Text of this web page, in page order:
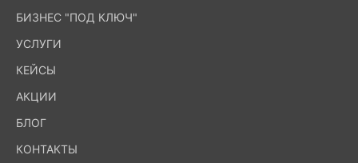
БИЗНЕС "ПОД КЛЮЧ"
УСЛУГИ
КЕЙСЫ
АКЦИИ
БЛОГ
КОНТАКТЫ